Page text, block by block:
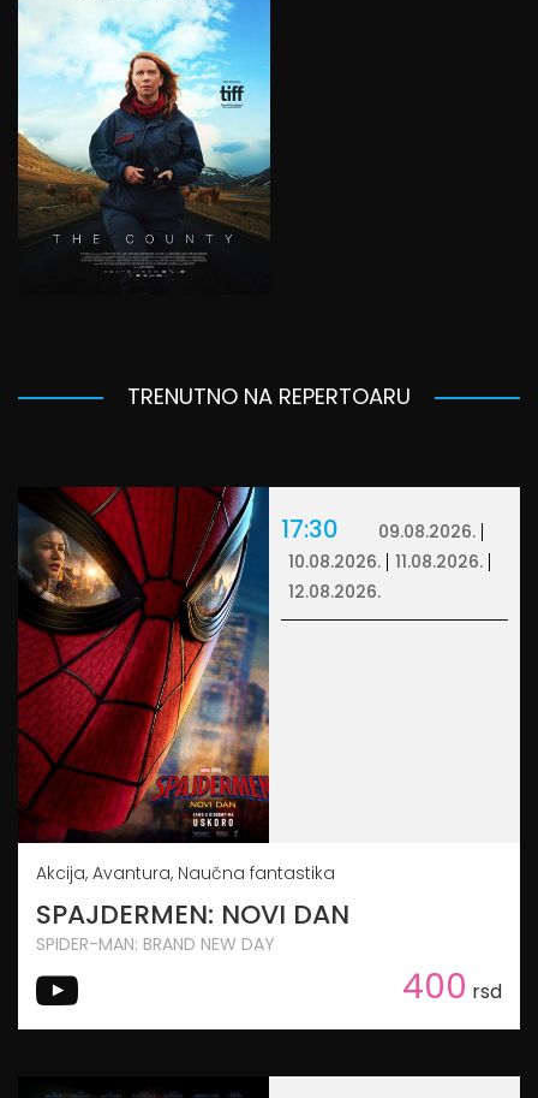
TRENUTNO NA REPERTOARU
17:30
09.08.2026.
10.08.2026.
11.08.2026.
12.08.2026.
Akcija, Avantura, Naučna fantastika
SPAJDERMEN: NOVI DAN
SPIDER-MAN: BRAND NEW DAY
400 rsd